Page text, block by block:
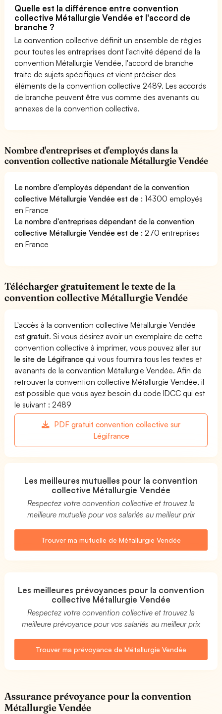
Quelle est la différence entre convention
collective Métallurgie Vendée et l'accord de
branche ?
La convention collective définit un ensemble de règles
pour toutes les entreprises dont l'activité dépend de la
convention Métallurgie Vendée, l'accord de branche
traite de sujets spécifiques et vient préciser des
éléments de la convention collective 2489. Les accords
de branche peuvent être vus comme des avenants ou
annexes de la convention collective.
Nombre d'entreprises et d'employés dans la
convention collective nationale Métallurgie Vendée
Le nombre d'employés dépendant de la convention
collective Métallurgie Vendée est de :14300 employés
en France
Le nombre d'entreprises dépendant de la convention
collective Métallurgie Vendée est de : 270 entreprises
en France
Télécharger gratuitement le texte de la
convention collective Métallurgie Vendée
L'accès à la convention collective Métallurgie Vendée
estgratuit. Si vous désirez avoir un exemplaire de cette
convention collective à imprimer, vous pouvez aller sur
le site de Légifrance qui vous fournira tous les textes et
avenants de la convention Métallurgie Vendée. Afin de
retrouver la convention collective Métallurgie Vendée, il
est possible que vous ayez besoin du code IDCC qui est
le suivant : 2489
PDF gratuit convention collective sur
Légifrance
Les meilleures mutuelles pour la convention
collective Métallurgie Vendée
Respectez votre convention collective et trouvez la
meilleure mutuelle pour vos salariés au meilleur prix
Trouver ma mutuelle de Métallurgie Vendée
Les meilleures prévoyances pour la convention
collective Métallurgie Vendée
Respectez votre convention collective et trouvez la
meilleure prévoyance pour vos salariés au meilleur prix
Trouver ma prévoyance de Métallurgie Vendée
Assurance prévoyance pour la convention
Métallurgie Vendée